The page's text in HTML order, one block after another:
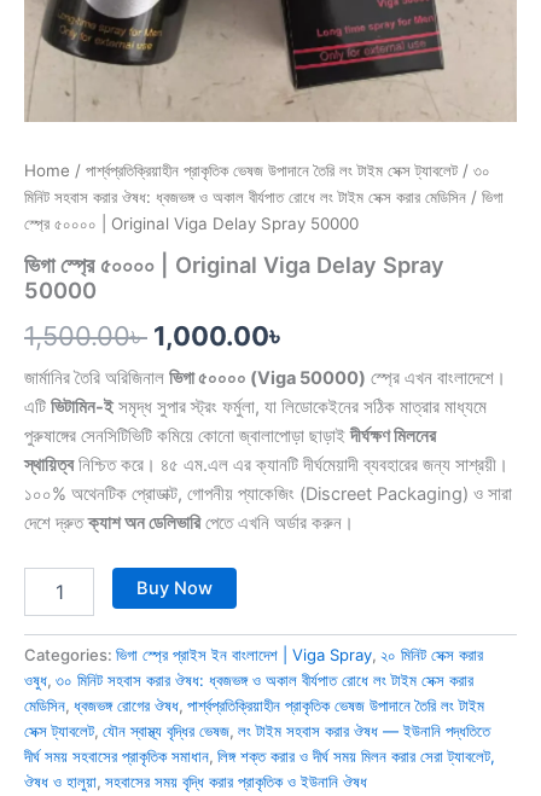
Home / পার্শ্বপ্রতিক্রিয়াহীন প্রাকৃতিক ভেষজ উপাদানে তৈরি লং টাইম সেক্স ট্যাবলেট / ৩০
মিনিট সহবাস করার ঔষধ: ধ্বজভঙ্গ ও অকাল বীর্যপাত রোধে লং টাইম সেক্স করার মেডিসিন / ভিগা
স্প্রে ৫০০০০ | Original Viga Delay Spray 50000
ভিগা স্প্রে ৫০০০০ | Original Viga Delay Spray
50000
1,500.00৳ 1,000.00৳
জার্মানির তৈরি অরিজিনাল ভিগা ৫০০০০ (Viga 50000) স্প্রে এখন বাংলাদেশে।
এটি ভিটামিন-ইসমৃদ্ধ সুপার স্ট্রং ফর্মুলা, যা লিডোকেইনের সঠিক মাত্রার মাধ্যমে
পুরুষাঙ্গের সেনসিটিভিটি কমিয়ে কোনো জ্বালাপোড়া ছাড়াইদীর্ঘক্ষণ মিলনের
স্থায়িত্বনিশ্চিত করে। ৪৫ এম.এল এর ক্যানটি দীর্ঘমেয়াদী ব্যবহারের জন্য সাশ্রয়ী।
১০০% অথেনটিক প্রোডাক্ট, গোপনীয় প্যাকেজিং (Discreet Packaging) ও সারা
দেশে দ্রুতক্যাশ অন ডেলিভারিপেতে এখনি অর্ডার করুন।
Buy Now
Categories: ভিগা স্প্রে প্রাইস ইন বাংলাদেশ | Viga Spray, ২০ মিনিট সেক্স করার
ওষুধ, ৩০ মিনিট সহবাস করার ঔষধ: ধ্বজভঙ্গ ও অকাল বীর্যপাত রোধে লং টাইম সেক্স করার
মেডিসিন, ধ্বজভঙ্গ রোগের ঔষধ, পার্শ্বপ্রতিক্রিয়াহীন প্রাকৃতিক ভেষজ উপাদানে তৈরি লং টাইম
সেক্স ট্যাবলেট, যৌন স্বাস্থ্য বৃদ্ধির ভেষজ, লং টাইম সহবাস করার ঔষধ — ইউনানি পদ্ধতিতে
দীর্ঘ সময় সহবাসের প্রাকৃতিক সমাধান, লিঙ্গ শক্ত করার ও দীর্ঘ সময় মিলন করার সেরা ট্যাবলেট,
ঔষধ ও হালুয়া, সহবাসের সময় বৃদ্ধি করার প্রাকৃতিক ও ইউনানি ঔষধ